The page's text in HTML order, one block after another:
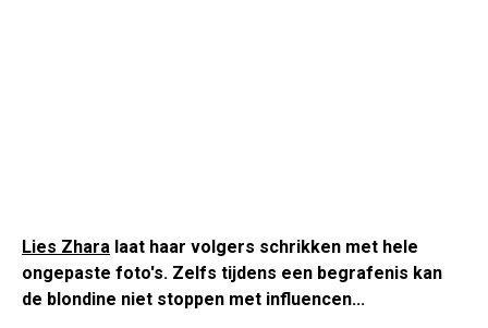
Lies Zhara laat haar volgers schrikken met hele
ongepaste foto's. Zelfs tijdens een begrafenis kan
de blondine niet stoppen met influencen...